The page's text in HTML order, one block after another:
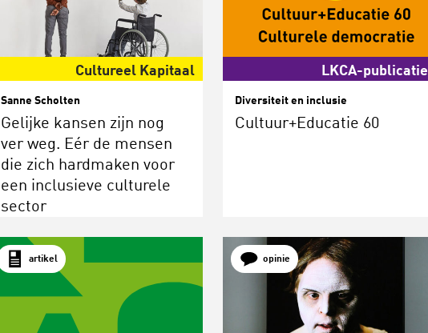
Cultureel Kapitaal
Sanne Scholten
Gelijke kansen zijn nog
ver weg. Eér de mensen
die zich hardmaken voor
een inclusieve culturele
sector
LKCA-publicatie
Diversiteit en inclusie
Cultuur+Educatie 60
artikel opinie